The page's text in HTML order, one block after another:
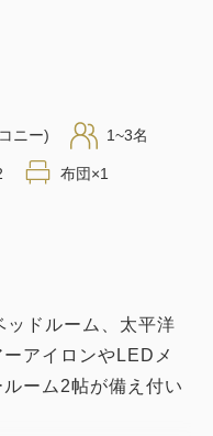
ニー) 1~3名
布団×1
ッドルーム、太平洋
アイロンやLEDメ
ーム2帖が備え付い